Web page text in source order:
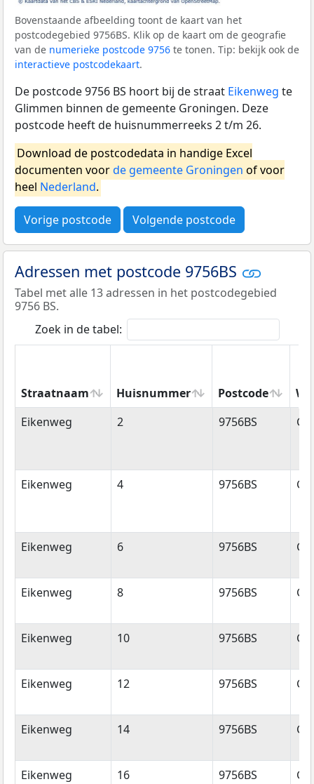
Bovenstaande afbeelding toont de kaart van het
postcodegebied 9756BS. Klik op de kaart om de geografie
van de numerieke postcode 9756 te tonen. Tip: bekijk ook de
interactieve postcodekaart.
De postcode 9756 BS hoort bij de straat Eikenweg te
Glimmen binnen de gemeente Groningen. Deze
postcode heeft de huisnummerreeks 2 t/m 26.
Download de postcodedata in handige Excel
documenten voorde gemeente Groningen of voor
heel Nederland.
Vorige postcode Volgende postcode
Adressen met postcode 9756BS
Tabel met alle 13 adressen in het postcodegebied
9756 BS.
Zoek in de tabel:
Straatnaam Huisnummer Postcode
Straatnaam
Huisnummer Postcode
Eikenweg 2 9756BS
Eikenweg 4 9756BS
Eikenweg 6 9756BS
Eikenweg 8 9756BS
Eikenweg 10 9756BS
Eikenweg 12 9756BS
Eikenweg 14 9756BS
Eikenweg 16 9756BS